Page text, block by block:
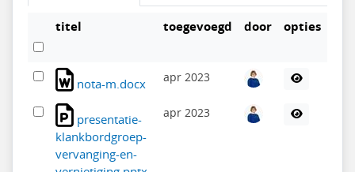
titel toegevoegd door opties
nota-m.docx apr 2023
presentatie-
klankbordgroep-
vervanging-en-
apr 2023